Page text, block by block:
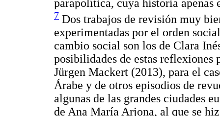
parapolítica, cuya historia apenas
7 Dos trabajos de revisión muy
experimentadas por el orden
cambio social son los de Clara
posibilidades de estas reflexiones
Jürgen Mackert (2013), para el
Árabe y de otros episodios de
algunas de las grandes ciudades
de Ana María Arjona, al que se